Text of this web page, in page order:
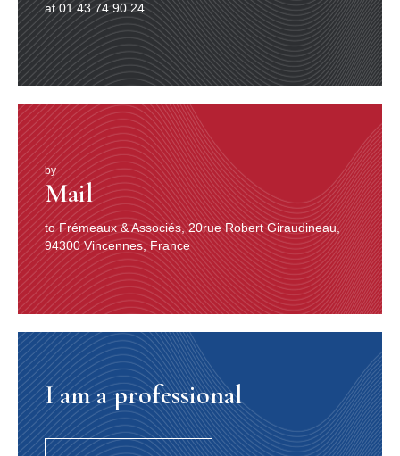
at 01.43.74.90.24
by
Mail
to Frémeaux & Associés, 20rue Robert Giraudineau,
94300 Vincennes, France
I am a professional